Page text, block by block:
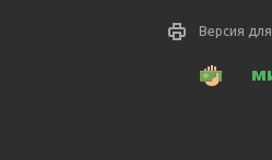
Версия